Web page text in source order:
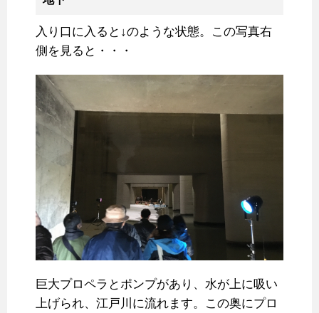
入り口に入ると↓のような状態。この写真右
側を見ると・・・
巨大プロペラとポンプがあり、水が上に吸い
上げられ、江戸川に流れます。この奥にプロ